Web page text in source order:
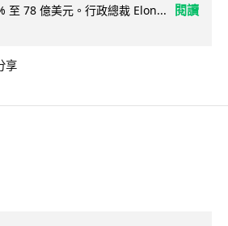
至 78 億美元。行政總裁 Elon...
閱讀
享